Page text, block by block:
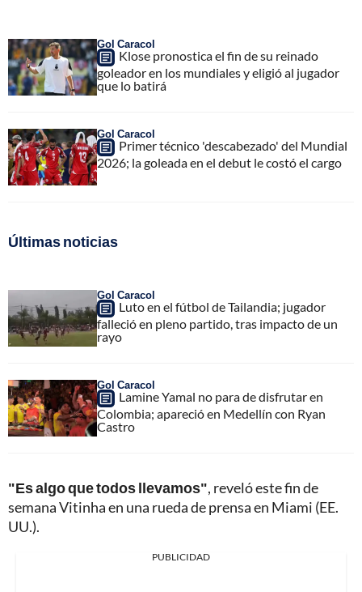
Gol Caracol
Klose pronostica el fin de su reinado
goleador en los mundiales y eligió al jugador
que lo batirá
Gol Caracol
Primer técnico 'descabezado' del Mundial
2026; la goleada en el debut le costó el cargo
Últimas noticias
Gol Caracol
Luto en el fútbol de Tailandia; jugador
falleció en pleno partido, tras impacto de un
rayo
Gol Caracol
Lamine Yamal no para de disfrutar en
Colombia; apareció en Medellín con Ryan
Castro
"Es algo que todos llevamos", reveló este fin de
semana Vitinha en una rueda de prensa en Miami (EE.
UU.).
PUBLICIDAD